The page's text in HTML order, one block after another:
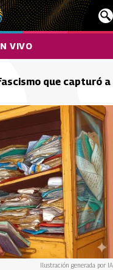
VIVO
que capturó a
Ilustración generada por IA